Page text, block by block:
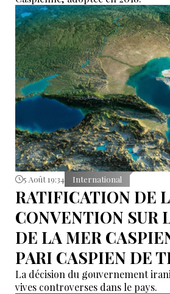
5 Août 19:34 International
RATIFICATION DE
CONVENTION SUR
DE LA MER
PARI CASPIEN DE
La décision du gouvernement
vives controverses dans le pays.